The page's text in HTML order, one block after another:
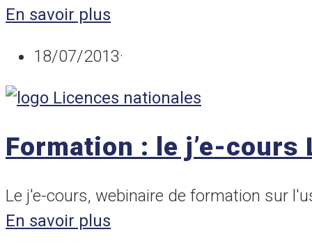
En savoir plus
18/07/2013·
Formation : le j’e-
Le j'e-cours, webinaire de formation sur
En savoir plus